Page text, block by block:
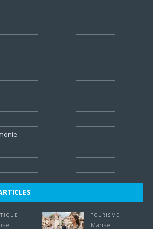
TOURISME
Marise